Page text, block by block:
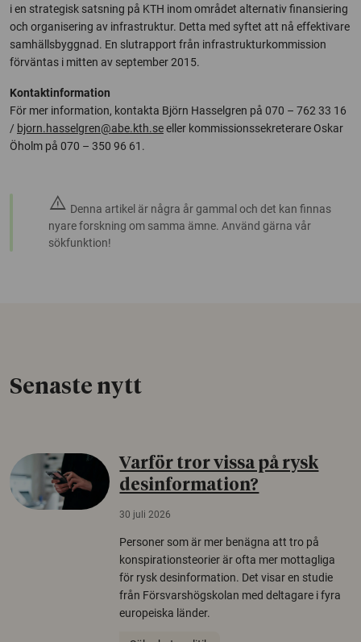
i en strategisk satsning på KTH inom området alternativ finansiering
och organisering av infrastruktur. Detta med syftet att nå effektivare
samhällsbyggnad. En slutrapport från infrastrukturkommission
förväntas i mitten av september 2015.
Kontaktinformation
För mer information, kontakta Björn Hasselgren på 070 – 762 33 16
/ bjorn.hasselgren@abe.kth.seeller kommissionssekreterare Oskar
Öholm på 070 – 350 96 61.
warning Denna artikel är några år gammal och det kan finnas
nyare forskning om samma ämne. Använd gärna vår
sökfunktion!
Senaste nytt
Varför tror vissa på rysk
desinformation?
30 juli 2026
Personer som är mer benägna att tro på
konspirationsteorier är ofta mer mottagliga
för rysk desinformation. Det visar en studie
från Försvarshögskolan med deltagare i fyra
europeiska länder.